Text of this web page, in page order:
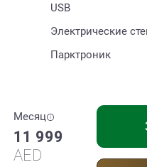
USB
Электрические
Парктроник
Месяц
11 999
AED